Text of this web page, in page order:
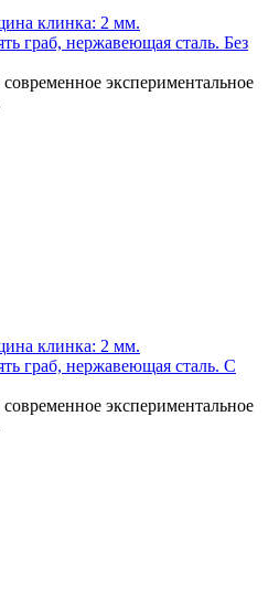
клинка: 2 мм.
граб, нержавеющая сталь. Без
экспериментальное
клинка: 2 мм.
граб, нержавеющая сталь. С
экспериментальное